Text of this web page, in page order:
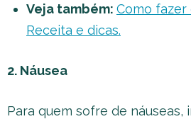
Veja também: Como
Receita e dicas.
2. Náusea
Para quem sofre de náuseas,